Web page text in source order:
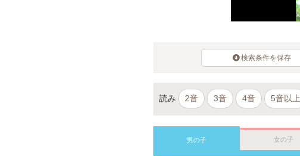
検索条件を保存
読み 2音 3音 4音 5音以上
男の子 女の子